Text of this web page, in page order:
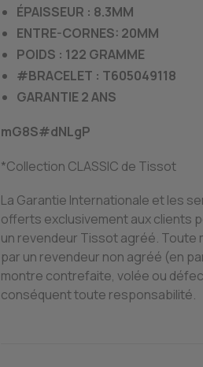
ÉPAISSEUR : 8.3MM
ENTRE-CORNES: 20MM
POIDS : 122 GRAMME
#BRACELET : T605049118
GARANTIE 2 ANS
mG8S#dNLgP
*Collection CLASSIC de Tissot
La Garantie Internationale et les
offerts exclusivement aux clients
un revendeur Tissot agréé.
par un revendeur non agréé (en
montre contrefaite, volée ou
conséquent toute responsabilité.